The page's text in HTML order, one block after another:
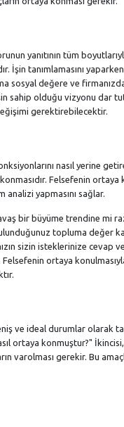
yanıtının tüm
İşin tanımlamasını
sosyal değere ve
sahip olduğu vizyonu dar
gerektirebilecektir.
nasıl yerine
Felsefenin ortaya
yapmasını sağlar.
bir büyüme trendine mi
topluma değer
sizin isteklerinize cevap
ortaya
ve ideal durumlar olarak
ortaya konmuştur?"
varolması gerekir. Bu